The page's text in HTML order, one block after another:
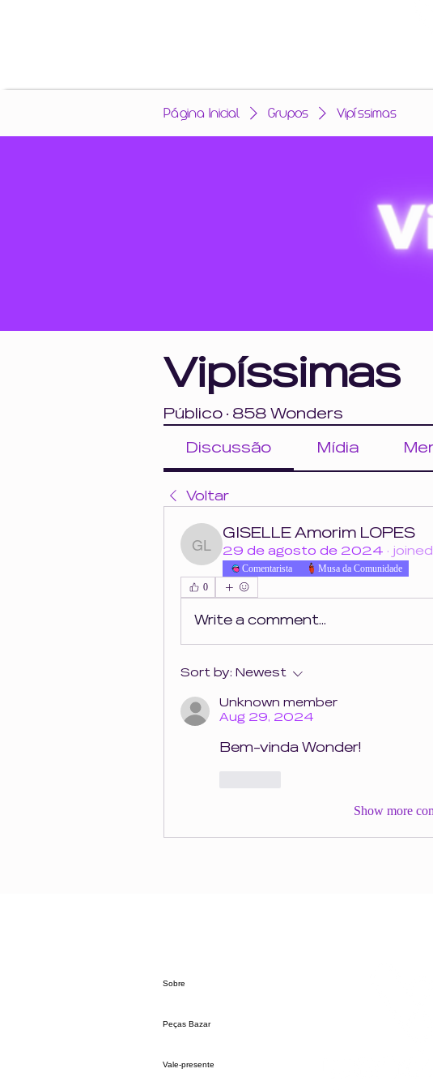
Página Inicial Grupos Vipíssimas
Vipíssimas
Público · 858 Wonders
Discussão Mídia
Voltar
GISELLE Amorim LOPES
GISELLE Amorim LOPES
29 de agosto de 2024 ·
Comentarista
Musa da Comunidade
0
Write a comment...
Sort by: Newest
Unknown member
Aug 29, 2024
Bem-vinda Wonder!
Show more
Sobre
Peças Bazar
Vale-presente